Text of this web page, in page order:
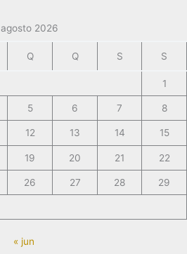
agosto 2026
Q Q S S
1
5 6 7 8
12 13 14 15
19 20 21 22
26 27 28 29
« jun